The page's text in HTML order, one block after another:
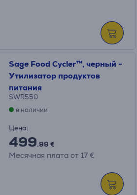
Sage Food Cycler™, черный -
Утилизатор продуктов
питания
SWR550
в наличии
Цена:
499.99 €
Месячная плата от 17 €